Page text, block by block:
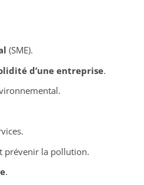
(SME).
d’une entreprise.
prévenir la pollution.
.